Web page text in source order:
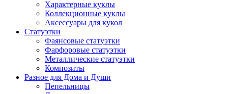
Характерные куклы
Коллекционные куклы
Аксессуары для кукол
Статуэтки
Фаянсовые статуэтки
Фарфоровые статуэтки
Металлические статуэтки
Композиты
Разное для Дома и Души
Пепельницы